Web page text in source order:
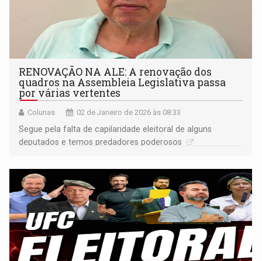
RENOVAÇÃO NA ALE: A renovação dos
quadros na Assembleia Legislativa passa
por várias vertentes
Colunas 02 de Janeiro de 2026 às 08:33
Segue pela falta de capilaridade eleitoral de alguns
deputados e temos predadores poderosos